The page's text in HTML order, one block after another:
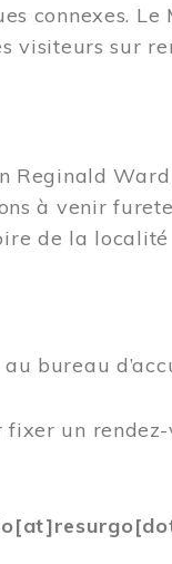
connexes. Le
visiteurs sur
Reginald Ward
à venir
de la
bureau
un